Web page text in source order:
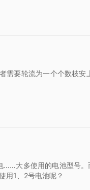
需要轮流为一个个数枝安
大多使用的电池型号
用1、2号电池呢？